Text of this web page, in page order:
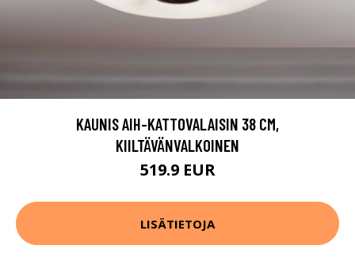
KAUNIS AIH-KATTOVALAISIN 38 CM,
KIILTÄVÄNVALKOINEN
519.9 EUR
LISÄTIETOJA